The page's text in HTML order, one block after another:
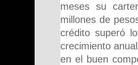
meses su
millones de
crédito superó
crecimiento
en el buen